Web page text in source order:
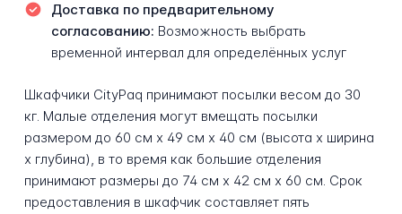
Доставка по предварительному
согласованию: Возможность выбрать
временной интервал для определённых услуг
Шкафчики CityPaq принимают посылки весом до 30
кг. Малые отделения могут вмещать посылки
размером до 60 см x 49 см x 40 см (высота x ширина
x глубина), в то время как большие отделения
принимают размеры до 74 см x 42 см x 60 см. Срок
предоставления в шкафчик составляет пять